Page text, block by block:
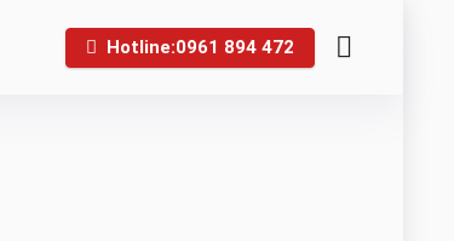
Hotline:0961 894 472